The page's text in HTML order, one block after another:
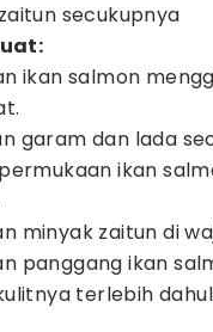
secukupnya
ikan salmon
garam dan lada
ikan
minyak zaitun di
panggang ikan
terlebih